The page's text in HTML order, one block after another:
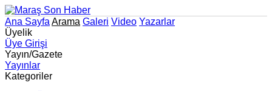
Ana Sayfa Arama Galeri Video Yazarlar
Üyelik
Üye Girişi
Yayın/Gazete
Yayınlar
Kategoriler